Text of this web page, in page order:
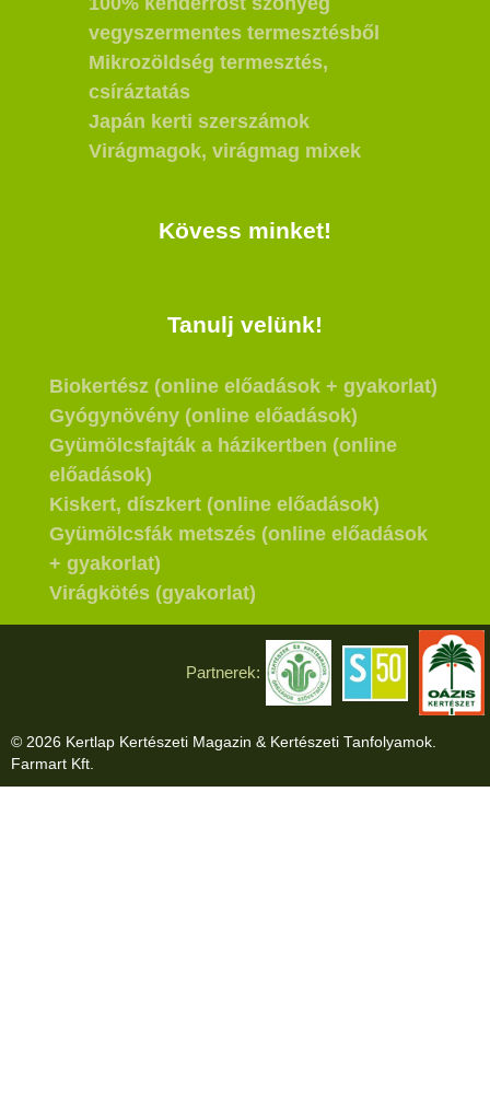
vegyszermentes termesztésből
Mikrozöldség termesztés,
csíráztatás
Japán kerti szerszámok
Virágmagok, virágmag mixek
Kövess minket!
Tanulj velünk!
Biokertész (online előadások + gyakorlat)
Gyógynövény (online előadások)
Gyümölcsfajták a házikertben (online
előadások)
Kiskert, díszkert (online előadások)
Gyümölcsfák metszés (online előadások
+ gyakorlat)
Virágkötés (gyakorlat)
Partnerek:
© 2026 Kertlap Kertészeti Magazin & Kertészeti Tanfolyamok.
Farmart Kft.